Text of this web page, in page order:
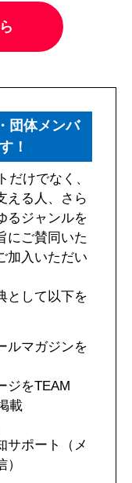
団体メンバ
！
だけでなく、
える人、さら
るジャンルを
にご賛同いた
加入いただい
として以下を
ルマガジンを
ジをTEAM
載
サポート（メ